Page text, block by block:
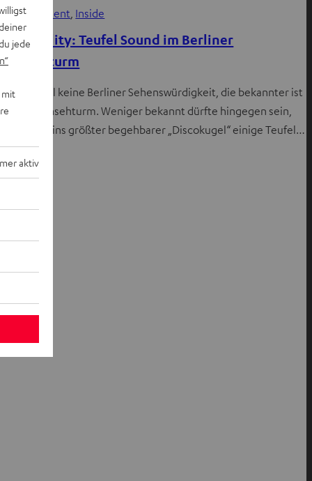
, Inside
Sky Fidelity: Teufel Sound im Berliner
gibt wohl keine Berliner Sehenswürdigkeit, die bekannter ist
der Fernsehturm. Weniger bekannt dürfte hingegen sein,
dass in Berlins größter begehbarer „Discokugel“ einige Teufel…
jede
mit
aktiv